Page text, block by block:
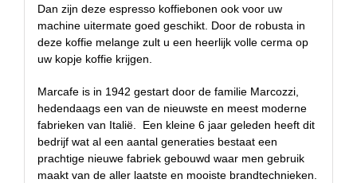
Dan zijn deze espresso koffiebonen ook voor uw
machine uitermate goed geschikt. Door de robusta in
deze koffie melange zult u een heerlijk volle cerma op
uw kopje koffie krijgen.
Marcafe is in 1942 gestart door de familie Marcozzi,
hedendaags een van de nieuwste en meest moderne
fabrieken van Italië. Een kleine 6 jaar geleden heeft dit
bedrijf wat al een aantal generaties bestaat een
prachtige nieuwe fabriek gebouwd waar men gebruik
maakt van de aller laatste en mooiste brandtechnieken.